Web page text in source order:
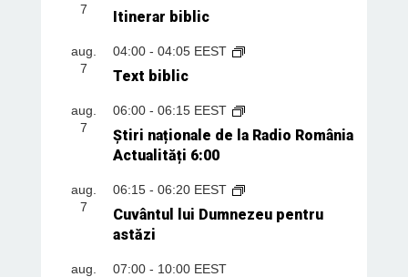
7
Itinerar biblic
aug.
7
04:00- 04:05 EEST
Text biblic
aug.
7
06:00- 06:15 EEST
Știri naționale de la Radio România
Actualități 6:00
aug.
7
06:15- 06:20 EEST
Cuvântul lui Dumnezeu pentru
astăzi
aug.
07:00- 10:00 EEST